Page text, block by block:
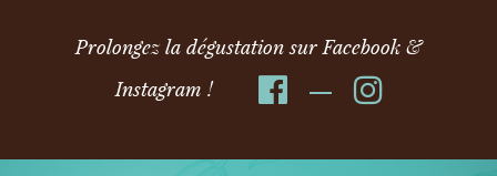
Prolongez la dégustation sur Facebook &
Instagram !